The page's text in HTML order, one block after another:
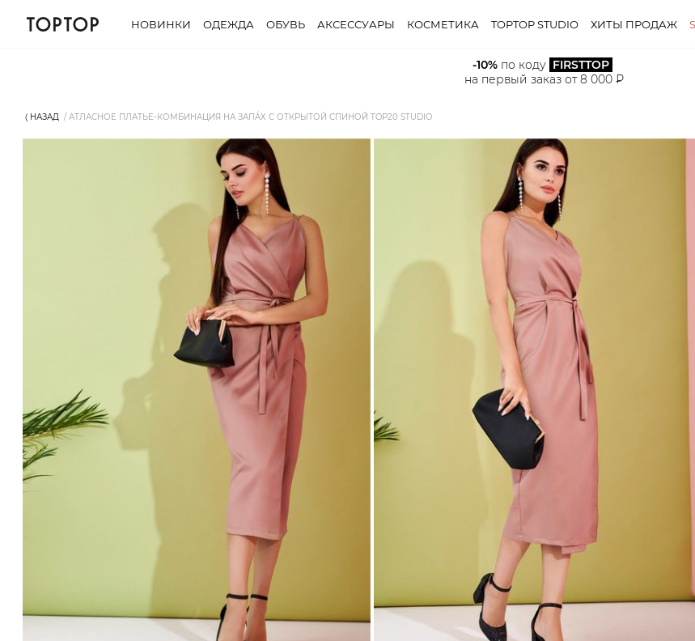
НОВИНКИ ОДЕЖДА ОБУВЬ АКСЕССУАРЫ КОСМЕТИКА TOPTOP STUDIO ХИТЫ ПРОДАЖ
-10% по коду FIRSTTOP
на первый заказ от 8 000 ₽
⟨ НАЗАД АТЛАСНОЕ ПЛАТЬЕ-КОМБИНАЦИЯ НА ЗАПÁХ С ОТКРЫТОЙ СПИНОЙ TOP20 STUDIO